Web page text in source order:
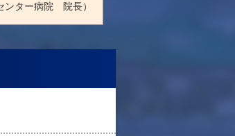
ンター病院 院長）